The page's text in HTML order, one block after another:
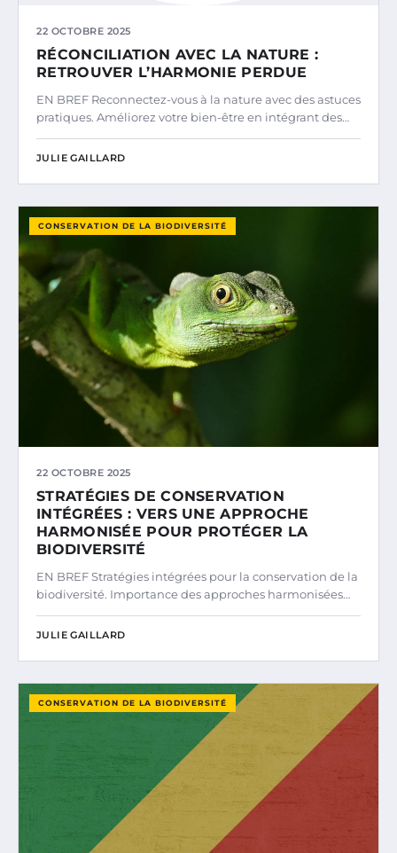
22 OCTOBRE 2025
RÉCONCILIATION AVEC LA NATURE :
RETROUVER L’HARMONIE PERDUE
EN BREF Reconnectez-vous à la nature avec des astuces
pratiques. Améliorez votre bien-être en intégrant des…
JULIE GAILLARD
CONSERVATION DE LA BIODIVERSITÉ
22 OCTOBRE 2025
STRATÉGIES DE CONSERVATION
INTÉGRÉES : VERS UNE APPROCHE
HARMONISÉE POUR PROTÉGER LA
BIODIVERSITÉ
EN BREF Stratégies intégrées pour la conservation de la
biodiversité. Importance des approches harmonisées…
JULIE GAILLARD
CONSERVATION DE LA BIODIVERSITÉ